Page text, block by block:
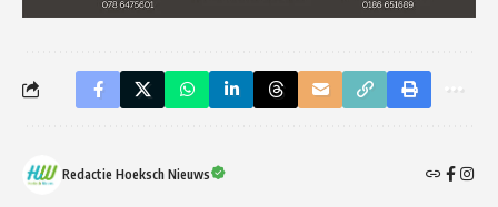
Redactie Hoeksch Nieuws